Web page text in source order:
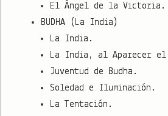
El Ángel de la Victoria.
BUDHA (La India)
La India.
La India, al Aparecer el
Juventud de Budha.
Soledad e Iluminación.
La Tentación.